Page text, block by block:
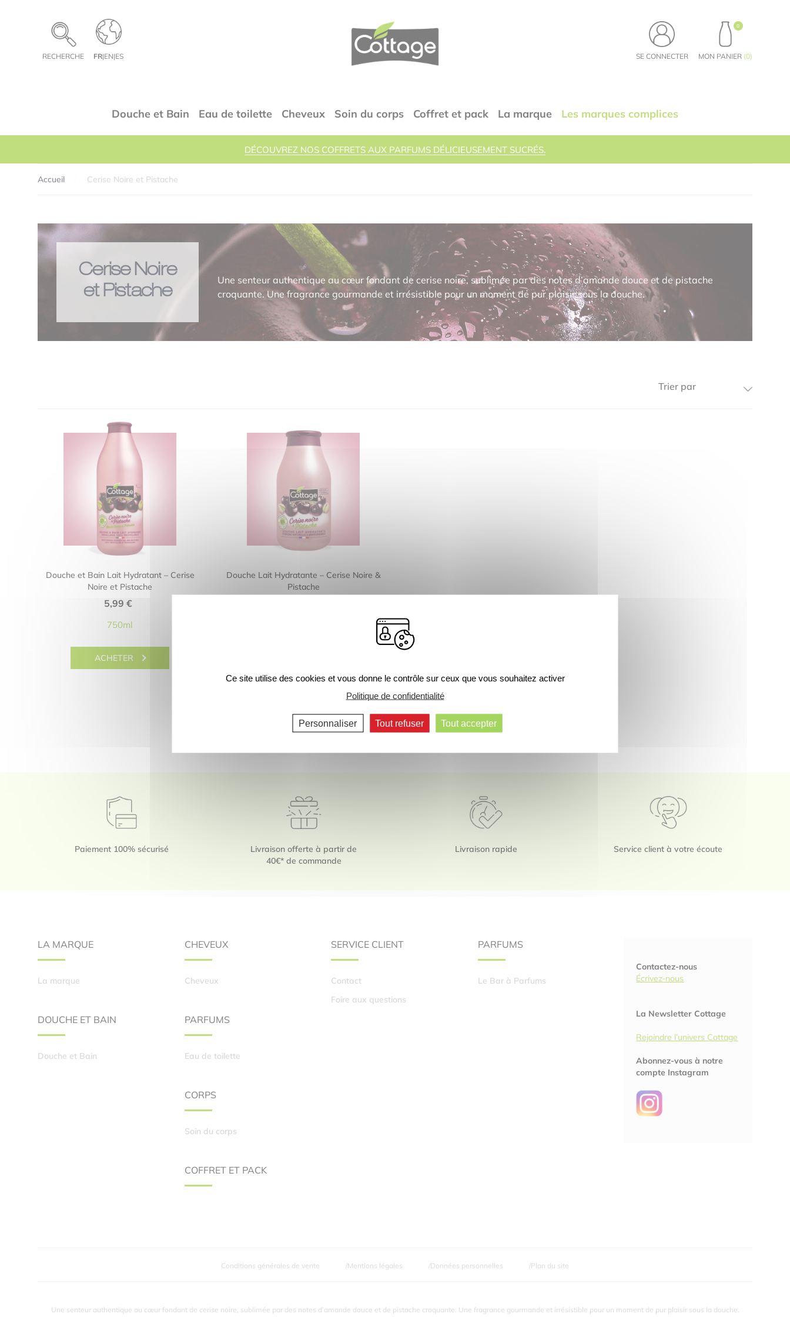
RECHERCHE FR|EN|ES
COTTAGE
SE CONNECTER
0PRODUITS, VOIR LE
MON PANIER (0)
Douche et Bain Eau de toilette Cheveux Soin du corps Coffret et pack La marque Les marques complices
DÉCOUVREZ NOS COFFRETS AUX PARFUMS DÉLICIEUSEMENT SUCRÉS.
Accueil Cerise Noire et Pistache
Cerise Noire
et Pistache
Une senteur authentique au cœur fondant de cerise noire, sublimée par des notes d’amande douce et de pistache
croquante. Une fragrance gourmande et irrésistible pour un moment de pur plaisir sous la douche.
Ordre de résultat
Trier le contenu
Douche et Bain Lait Hydratant – Cerise
Noire et Pistache
5,99 €
750ml
ACHETER
Douche Lait Hydratante – Cerise Noire &
Pistache
Paiement 100% sécurisé
Livraison offerte à partir de
40€* de commande
Livraison rapide Service client à votre écoute
LA MARQUE
La marque
DOUCHE ET BAIN
Douche et Bain
CHEVEUX
Cheveux
PARFUMS
Eau de toilette
CORPS
Soin du corps
COFFRET ET PACK
SERVICE CLIENT
Contact
Foire aux questions
PARFUMS
Le Bar à Parfums
Contactez-nous
Écrivez-nous
La Newsletter Cottage
Rejoindre l’univers Cottage
Abonnez-vous à notre
compte Instagram
Conditions générales de vente Mentions légales Données personnelles Plan du site
Une senteur authentique au cœur fondant de cerise noire, sublimée par des notes d’amande douce et de pistache croquante. Une fragrance gourmande et irrésistible pour un moment de pur plaisir sous la douche.
Ce site utilise des cookies et vous donne le contrôle sur ceux que vous souhaitez activer
Politique de confidentialité
Personnaliser Tout refuser Tout accepter